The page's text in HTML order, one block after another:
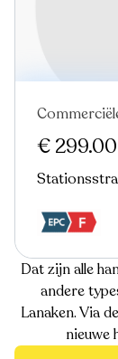
€
Dat zijn alle
andere
Lanaken. Via
nieuwe